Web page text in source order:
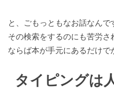
と、ごもっともなお話なん
その検索をするのにも苦労
ならば本が手元にあるだけで
タイピングは